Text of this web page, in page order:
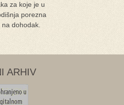
za koje je u
porezna
dohodak.
ARHIV